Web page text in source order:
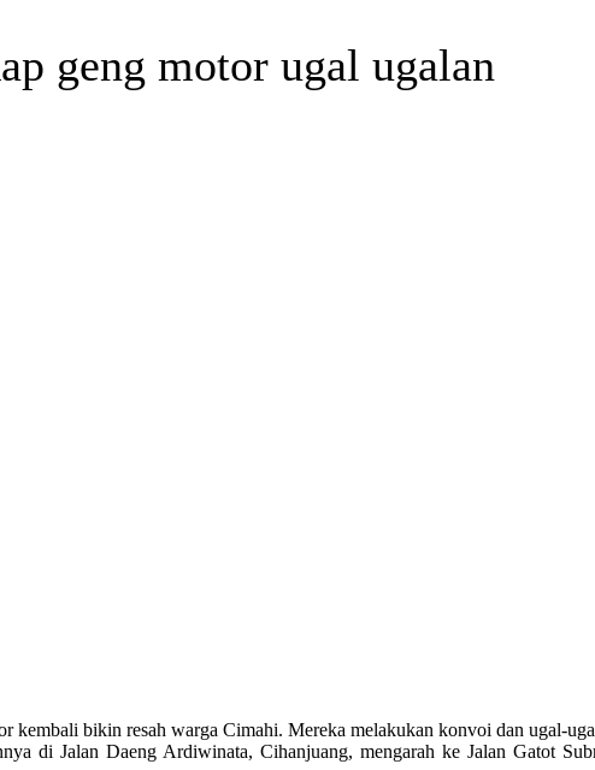
geng motor ugal ugalan
kembali bikin resah warga Cimahi. Mereka melakukan konvoi dan ugal-
di Jalan Daeng Ardiwinata, Cihanjuang, mengarah ke Jalan Gatot